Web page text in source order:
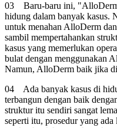
03 Baru-baru ini,
hidung dalam banyak kasus.
untuk menahan AlloDerm
sambil mempertahankan
kasus yang memerlukan
bulat dengan menggunakan
Namun, AlloDerm baik jika
04 Ada banyak kasus di
terbangun dengan baik
struktur itu sendiri sangat
seperti itu, prosedur yang